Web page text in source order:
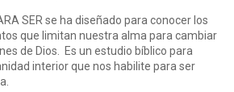
SER se ha diseñado para conocer los
que limitan nuestra alma para cambiar
de Dios. Es un estudio bíblico para
interior que nos habilite para ser